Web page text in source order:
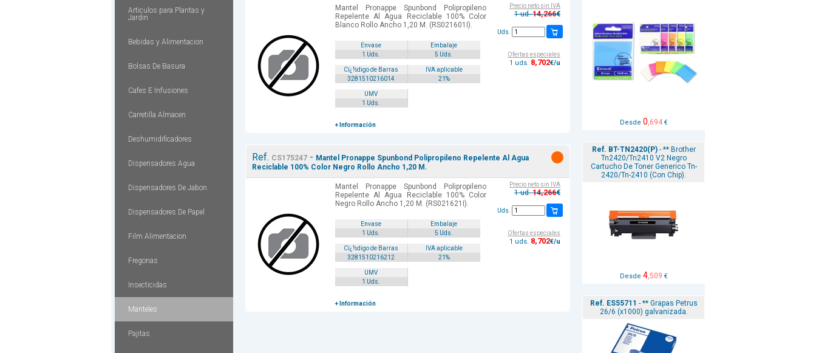
Articulos para Plantas y
Jardin
Bebidas y Alimentacion
Bolsas De Basura
Cafes E Infusiones
Carretilla Almacen
Deshumidificadores
Dispensadores Agua
Dispensadores De Jabon
Dispensadores De Papel
Film Alimentacion
Fregonas
Insecticidas
Manteles
Pajitas
Mantel Pronappe Spunbond Polipropileno
Repelente Al Agua Reciclable 100% Color
Blanco Rollo Ancho 1,20 M. (RS021601I).
Envase
Embalaje
1 Uds.
5 Uds.
Cï¿½digo de Barras
IVA aplicable
3281510216014
21%
UMV
1 Uds.
+ Información
Precio neto sin IVA
1 ud.14,266€
Uds.
Ofertas especiales
1 uds. 8,702€/u
Ref. CS175247 - Mantel Pronappe Spunbond Polipropileno Repelente Al Agua
Reciclable 100% Color Negro Rollo Ancho 1,20 M.
Mantel Pronappe Spunbond Polipropileno
Repelente Al Agua Reciclable 100% Color
Negro Rollo Ancho 1,20 M. (RS021621I).
Envase
Embalaje
1 Uds.
5 Uds.
Cï¿½digo de Barras
IVA aplicable
3281510216212
21%
UMV
1 Uds.
+ Información
Precio neto sin IVA
1 ud.14,266€
Uds.
Ofertas especiales
1 uds. 8,702€/u
Desde 0,694€
Ref. BT-TN2420(P)- ** Brother
Tn2420/Tn2410 V2 Negro
Cartucho De Toner Generico Tn-
2420/Tn-2410 (Con Chip).
Desde 4,509 €
Ref. ES55711 - ** Grapas Petrus
26/6 (x1000) galvanizada.